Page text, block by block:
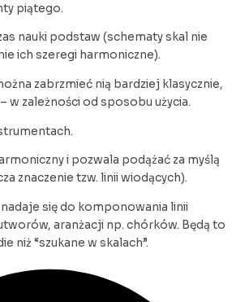
piątego.
nauki podstaw (schematy skal nie
ich szeregi harmoniczne).
zabrzmieć nią bardziej klasycznie,
w zależności od sposobu użycia.
i pozwala podążać za myślą
znaczenie tzw. linii wiodących).
się do komponowania linii
aranżacji np. chórków. Będą to
niż “szukane w skalach”.